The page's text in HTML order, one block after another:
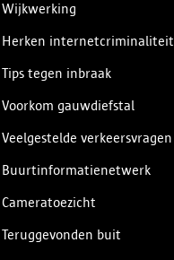
Wijkwerking
Herken internetcriminaliteit
Tips tegen inbraak
Voorkom gauwdiefstal
Veelgestelde verkeersvragen
Buurtinformatienetwerk
Cameratoezicht
Teruggevonden buit